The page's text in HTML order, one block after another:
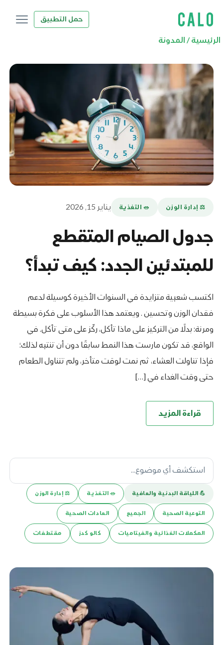
حمل التطبيق
الرئيسية/ المدونة
⚖️ إدارة الوزن 🥗 التغذية يناير 15, 2026
جدول الصيام المتقطع
للمبتدئين الجدد: كيف تبدأ؟
اكتسب شعبية متزايدة في السنوات الأخيرة كوسيلة لدعم
فقدان الوزن وتحسين . ويعتمد هذا الأسلوب على فكرة بسيطة
ومرنة: بدلًا من التركيز على ماذا تأكل، ركّز على متى تأكل. في
الواقع، قد تكون مارست هذا النمط سابقًا دون أن تنتبه لذلك؛
فإذا تناولت العشاء، ثم نمت لوقت متأخر، ولم تتناول الطعام
حتى وقت الغداء في […]
قراءة المزيد
💪️ اللياقة البدنية والعافية 🥗 التغذية ⚖️ إدارة الوزن
التوعية الصحية الجميع العادات الصحية
المكملات الغذائية والفيتاميات كالو كدز مقتطفات